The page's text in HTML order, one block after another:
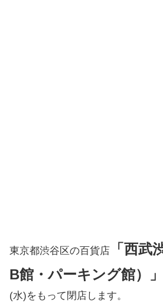
東京都渋谷区の百貨店
「西武
B館・パーキング館）」
(水)をもって閉店します。